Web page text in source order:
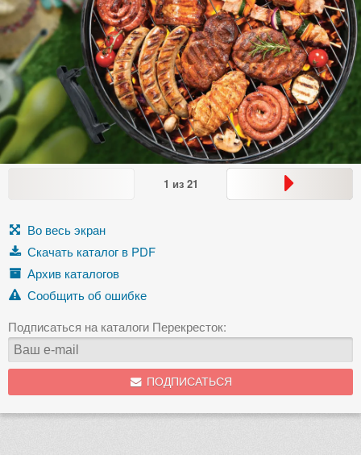
1 из 21
Во весь экран
Скачать каталог в PDF
Архив каталогов
Сообщить об ошибке
Подписаться на каталоги Перекресток:
ПОДПИСАТЬСЯ